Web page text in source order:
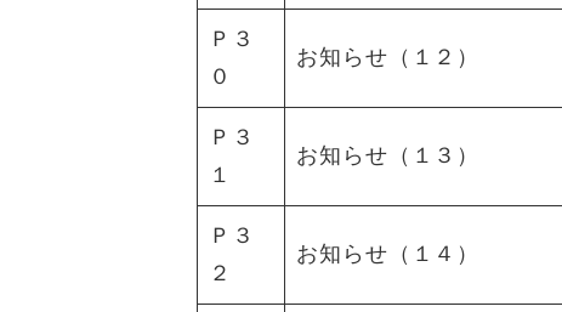
Ｐ３
０
お知らせ（１２）
Ｐ３
１
お知らせ（１３）
Ｐ３
２
お知らせ（１４）